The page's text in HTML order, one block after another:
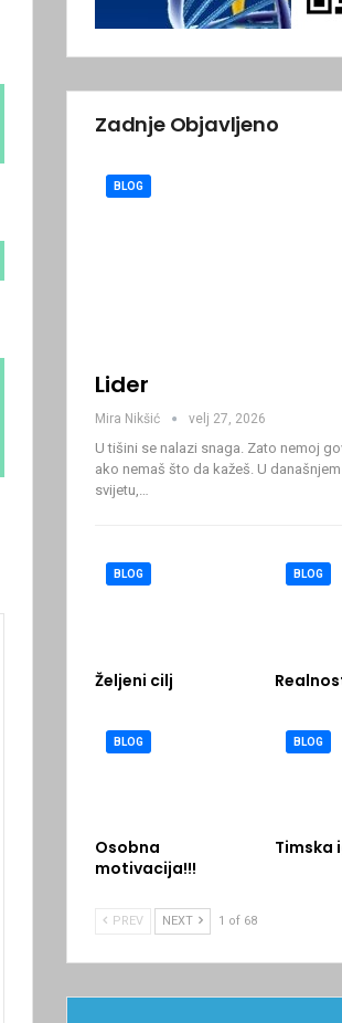
Zadnje Objavljeno
BLOG
Lider
Mira Nikšić velj 27, 2026
U tišini se nalazi snaga. Zato nemoj
ako nemaš što da kažeš. U
svijetu,…
BLOG
Željeni cilj
BLOG
BLOG
Osobna
motivacija!!!
BLOG
Timska
PREV NEXT 1 of 68